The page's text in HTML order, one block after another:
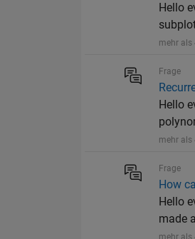
Hello
mehr als
Frage
Hello
mehr als
Frage
How
Hello
made